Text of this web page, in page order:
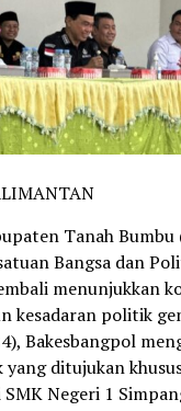
Tanah Bumbu
Bangsa dan
menunjukkan
kesadaran politik
Bakesbangpol
ditujukan
Negeri 1